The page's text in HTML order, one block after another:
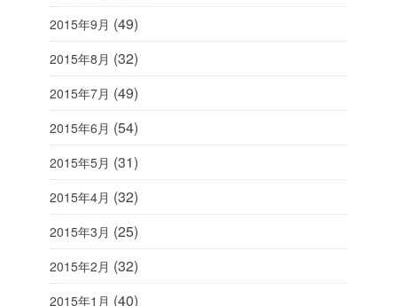
2015年9月 (49)
2015年8月 (32)
2015年7月 (49)
2015年6月 (54)
2015年5月 (31)
2015年4月 (32)
2015年3月 (25)
2015年2月 (32)
2015年1月 (40)